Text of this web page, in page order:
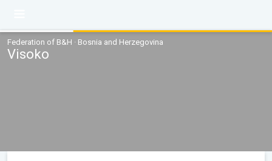
Federation of B&H · Bosnia and Herzegovina
Visoko